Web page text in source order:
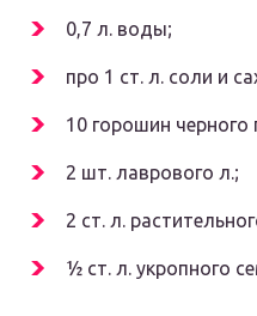
0,7 л. воды;
про 1 ст. л. соли и
10 горошин черного
2 шт. лаврового л.;
2 ст. л.
½ ст. л. укропного